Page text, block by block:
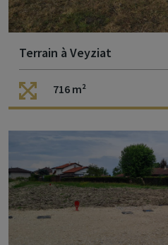
Terrain à Veyziat
716 m²